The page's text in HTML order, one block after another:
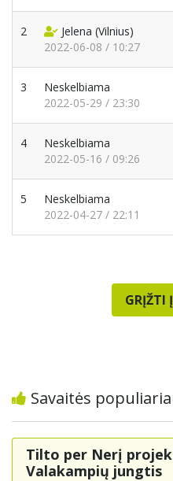
2 Jelena (Vilnius)
2022-06-08 / 10:27
3
Neskelbiama
2022-05-29 / 23:30
4
Neskelbiama
2022-05-16 / 09:26
5
Neskelbiama
2022-04-27 / 22:11
GRĮŽTI
Savaitės
Tilto per Nerį
Valakampių jungtis